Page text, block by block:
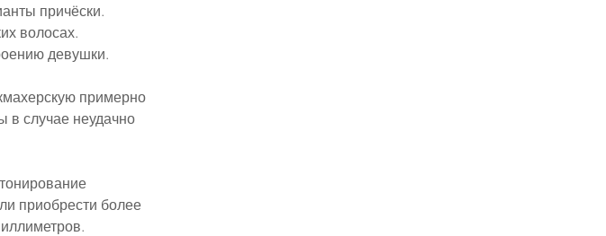
причёски.
волосах.
девушки.
примерно
в случае неудачно
приобрести более